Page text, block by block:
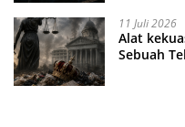
11 Juli 2026
Alat
Sebuah